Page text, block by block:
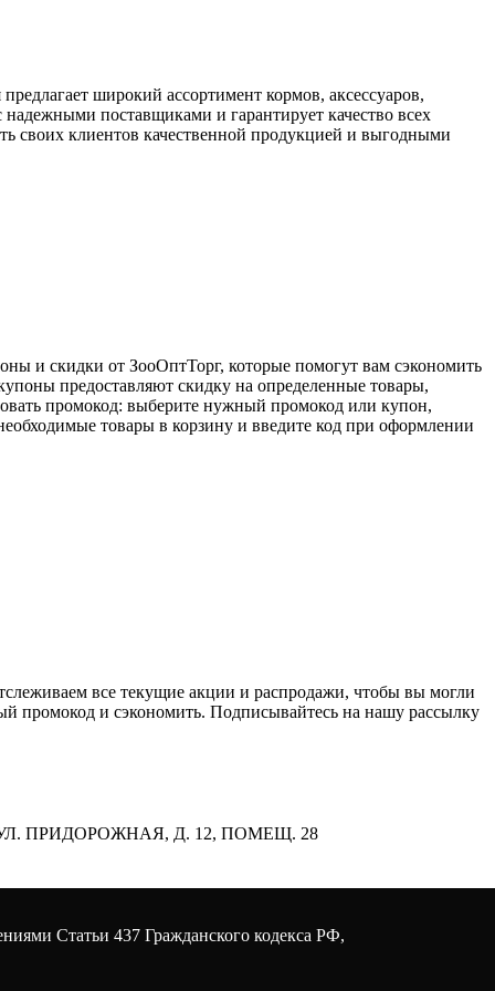
широкий ассортимент кормов, аксессуаров,
поставщиками и гарантирует качество всех
своих клиентов качественной продукцией и выгодными
и скидки от ЗооОптТорг, которые помогут вам сэкономить
предоставляют скидку на определенные товары,
промокод: выберите нужный промокод или купон,
товары в корзину и введите код при оформлении
все текущие акции и распродажи, чтобы вы могли
промокод и сэкономить. Подписывайтесь на нашу рассылку
ПРИДОРОЖНАЯ, Д. 12, ПОМЕЩ. 28
Статьи 437 Гражданского кодекса РФ,